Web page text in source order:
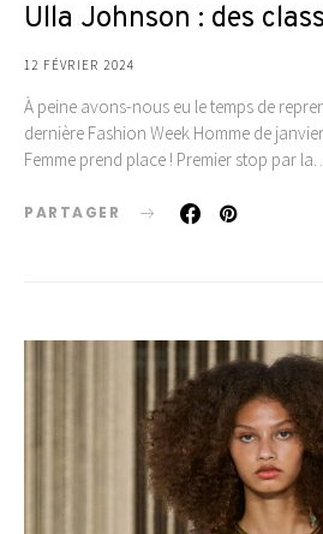
Ulla Johnson : des
12 FÉVRIER 2024
À peine avons-nous eu le temps de
dernière Fashion Week Homme de
Femme prend place ! Premier stop par
PARTAGER